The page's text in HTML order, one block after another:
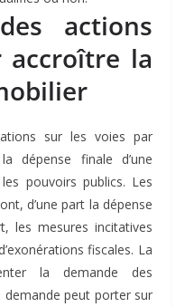
actions
accroître la
sur les voies par
dépense finale d’une
pouvoirs publics. Les
d’une part la dépense
les mesures incitatives
fiscales. La
la demande des
demande peut porter sur